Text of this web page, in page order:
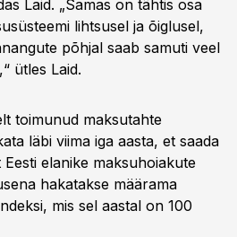
Laid. „Samas on tähtis osa
lihtsusel ja õiglusel,
põhjal saab samuti veel
ütles Laid.
toimunud maksutahte
läbi viima iga aasta, et saada
elanike maksuhoiakute
hakatakse määrama
mis sel aastal on 100